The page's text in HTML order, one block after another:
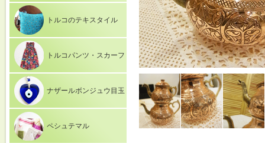
トルコのテキスタイル
トルコパンツ・スカーフ
ナザールボンジュウ目玉
ペシュテマル